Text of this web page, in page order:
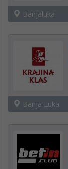
Banjaluka
Banja Luka